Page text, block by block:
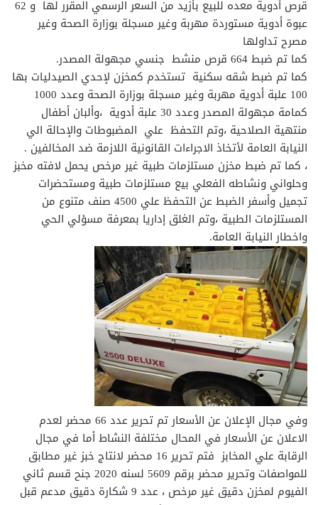
قرص أدوية معده للبيع بأزيد من السعر الرسمي المقرر لها و 62
عبوة أدوية مستوردة مهربة وغير مسجلة بوزارة الصحة وغير
مصرح تداولها
كما تم ضبط 664 قرص منشط جنسي مجهولة المصدر.
كما تم ضبط شقه سكنية تستخدم كمخزن لإحدي الصيدليات بها
100 علبة أدوية مهربة وغير مسجلة بوزارة الصحة وعدد 1000
كمامة مجهولة المصدر وعدد 30 علبة أدوية ،وألبان أطفال
منتهية الصلاحية ،وتم التحفظ علي المضبوطات والإحالة الي
النيابة العامة لأتخاذ الاجراءات القانونية اللازمة ضد المخالفين .
، كما تم ضبط مخزن مستلزمات طبية غير مرخص يحمل لافته مخبز
وحلواني ونشاطه الفعلي بيع مستلزمات طبية ومستحضرات
تجميل وأسفر الضبط عن التحفظ علي 4500 صنف متنوع من
المستلزمات الطبية ،وتم الغلق إداريا بمعرفة مسؤلي الحي
واخطار النيابة العامة.
وفي مجال الإعلان عن الأسعار تم تحرير عدد 66 محضر لعدم
الاعلان عن الأسعار في المحال مختلفة النشاط أما في مجال
الرقابة علي المخابز فتم تحرير 16 محضر لانتاج خبز غير مطابق
للمواصفات وتحرير محضر برقم 5609 لسنه 2020 جنح قسم ثاني
الفيوم لمخزن دقيق غير مرخص ، عدد 9 شكارة دقيق مدعم قبل